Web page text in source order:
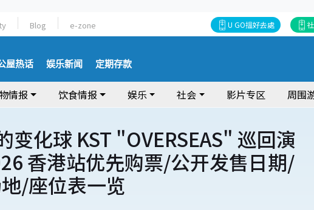
Blog e-zone U GO搵好去處
屋热话 娱乐新闻 定期存款
情报 饮食情报 娱乐 社会 影片专区 周围
变化球 KST "OVERSEAS" 巡回演
香港站优先购票/公开发售日期/
/座位表一览